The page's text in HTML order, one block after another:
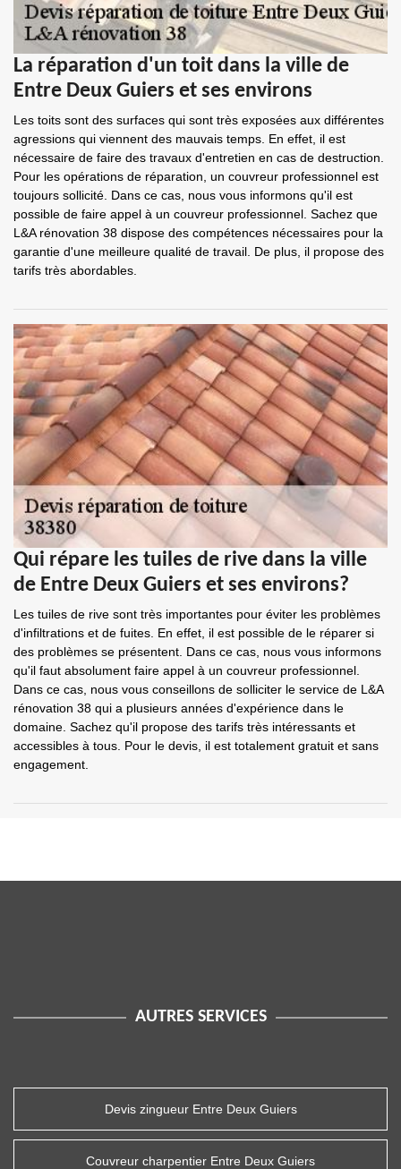
La réparation d'un toit dans la ville de
Entre Deux Guiers et ses environs
Les toits sont des surfaces qui sont très exposées aux différentes
agressions qui viennent des mauvais temps. En effet, il est
nécessaire de faire des travaux d'entretien en cas de destruction.
Pour les opérations de réparation, un couvreur professionnel est
toujours sollicité. Dans ce cas, nous vous informons qu'il est
possible de faire appel à un couvreur professionnel. Sachez que
L&A rénovation 38 dispose des compétences nécessaires pour la
garantie d'une meilleure qualité de travail. De plus, il propose des
tarifs très abordables.
Qui répare les tuiles de rive dans la ville
de Entre Deux Guiers et ses environs?
Les tuiles de rive sont très importantes pour éviter les problèmes
d'infiltrations et de fuites. En effet, il est possible de le réparer si
des problèmes se présentent. Dans ce cas, nous vous informons
qu'il faut absolument faire appel à un couvreur professionnel.
Dans ce cas, nous vous conseillons de solliciter le service de L&A
rénovation 38 qui a plusieurs années d'expérience dans le
domaine. Sachez qu'il propose des tarifs très intéressants et
accessibles à tous. Pour le devis, il est totalement gratuit et sans
engagement.
AUTRES SERVICES
Devis zingueur Entre Deux Guiers
Couvreur charpentier Entre Deux Guiers